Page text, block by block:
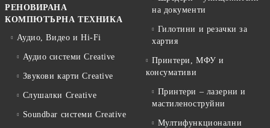
РЕНОВИРАНА
КОМПЮТЪРНА ТЕХНИКА
Аудио, Видео и Hi-Fi
Аудио системи Creative
Звукови карти Creative
Слушалки Creative
Soundbar системи Creative
на документи
Гилотини и резачки за
хартия
Принтери, МФУ и
консумативи
Принтери – лазерни и
мастиленоструйни
Мултифункционални